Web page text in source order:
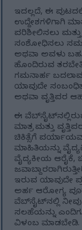
ಇದಲ್ಲದೆ, ಈ
ಉದ್ದೇಶಗಳಿಗಾಗಿ
ಪರಿಶೀಲಿಸಲು
ಸಂಶೋಧಿಸಲು
ಅಥವಾ ಅವಳು
ಹೊಂದಿರುವ
ಗಮನಾರ್ಹ
ಯಾವುದೇ
ಅಥವಾ ವೃತ್ತಿಪರ
ಈ
ಮಾತ್ರ ಮತ್ತು
ಚಿಕಿತ್ಸೆಗೆ
ಮಾಹಿತಿಯನ್ನು
ವೈದ್ಯಕೀಯ ಆರೈಕೆ,
ಇರುವ ಯಾವುದೇ
ಅರ್ಹ ಆರೋಗ್ಯ
ವೆಬ್‌ಸೈಟ್‌ನಲ್ಲಿ
ಸಲಹೆಯನ್ನು
ವಿಳಂಬ ಮಾಡಬೇಡಿ.